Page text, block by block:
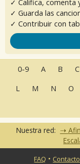
✓ Califica, comenta
✓ Guarda las
✓ Contribuir con
0-9 A B C
L
M N O
Nuestra red:
FAQ • Contacto